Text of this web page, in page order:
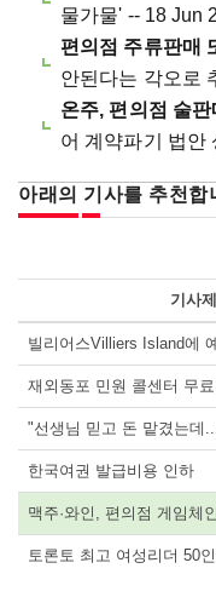
물가물' -- 18 Jun
편의점 주류판매
안된다는 각오로
온주, 편의점 술판
어 계약파기 법안
아래의 기사를 추천합
기사
빌리어스Villiers Island에
재외동포 민원 콜센터 무
"선생님 믿고 돈 맡겼는데
한국여권 발급비용 인하
맥주·와인, 편의점 게임체
토론토 최고 여성리더 50